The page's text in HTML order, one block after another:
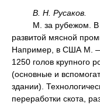
В. Н. Русаков.
М. за рубежом. В
развитой мясной
Например, в США М. —
1250 голов крупного
(основные и
здании).
переработки скота,